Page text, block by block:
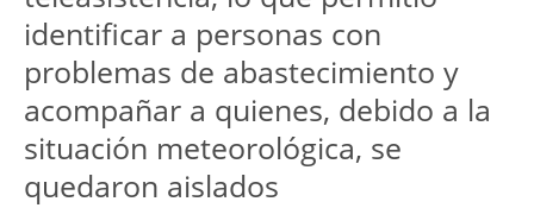
identificar a personas con
problemas de abastecimiento y
acompañar a quienes, debido a la
situación meteorológica, se
quedaron aislados